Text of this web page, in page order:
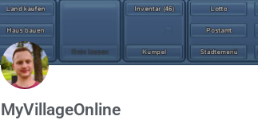
MyVillageOnline